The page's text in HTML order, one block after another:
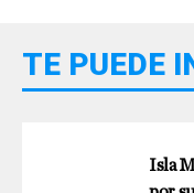
TE PUEDE
Isla